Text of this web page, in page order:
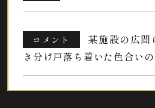
コメント
某施設の広間
き分け戸落ち着いた色合い